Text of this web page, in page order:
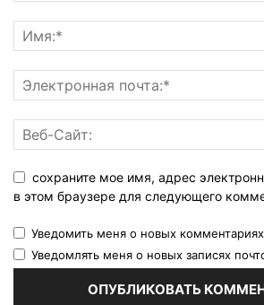
сохраните мое имя, адрес
в этом браузере для следующего
Уведомить меня о новых
Уведомлять меня о новых записях